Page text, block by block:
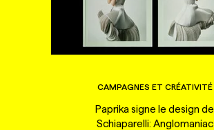
CAMPAGNES ET CRÉATIVITÉ
Paprika signe le design de
Schiaparelli: Anglomaniac